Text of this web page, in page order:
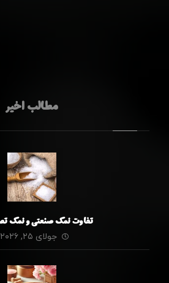
مطالب اخیر
تفاوت نمک صنعتی و نمک
جولای ۲۵, ۲۰۲۶